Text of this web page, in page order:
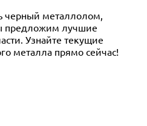
черный металлолом,
предложим лучшие
Узнайте текущие
металла прямо сейчас!